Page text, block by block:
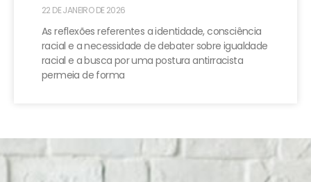
22 DE JANEIRO DE 2026
As reflexões referentes a identidade, consciência
racial e a necessidade de debater sobre igualdade
racial e a busca por uma postura antirracista
permeia de forma